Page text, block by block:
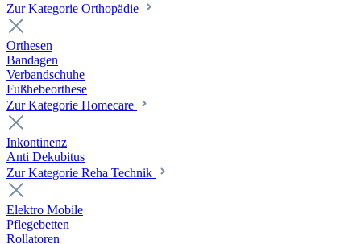
Zur Kategorie Orthopädie
Orthesen
Bandagen
Verbandschuhe
Fußhebeorthese
Zur Kategorie Homecare
Inkontinenz
Anti Dekubitus
Zur Kategorie Reha Technik
Elektro Mobile
Pflegebetten
Rollatoren